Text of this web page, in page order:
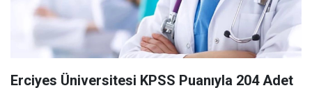
Erciyes Üniversitesi KPSS Puanıyla 204 Adet